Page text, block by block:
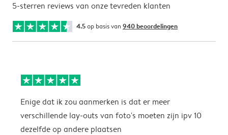
5-sterren reviews van onze tevreden klanten
4.5op basis van 940 beoordelingen
Enige dat ik zou aanmerken is dat er meer
verschillende lay-outs van foto's moeten zijn ipv 10
dezelfde op andere plaatsen